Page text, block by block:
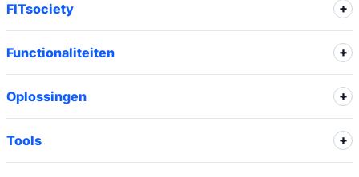
FITsociety
Functionaliteiten
Oplossingen
Tools